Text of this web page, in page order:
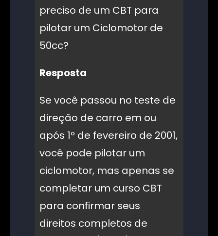
preciso de um CBT para
pilotar um Ciclomotor de
50cc?
Resposta
Se você passou no teste de
direção de carro em ou
após 1º de fevereiro de 2001,
você pode pilotar um
ciclomotor, mas apenas se
completar um curso CBT
para confirmar seus
direitos completos de